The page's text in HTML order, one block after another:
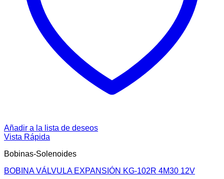
Añadir a la lista de deseos
Vista Rápida
Bobinas-Solenoides
BOBINA VÁLVULA EXPANSIÓN KG-102R 4M30 12V